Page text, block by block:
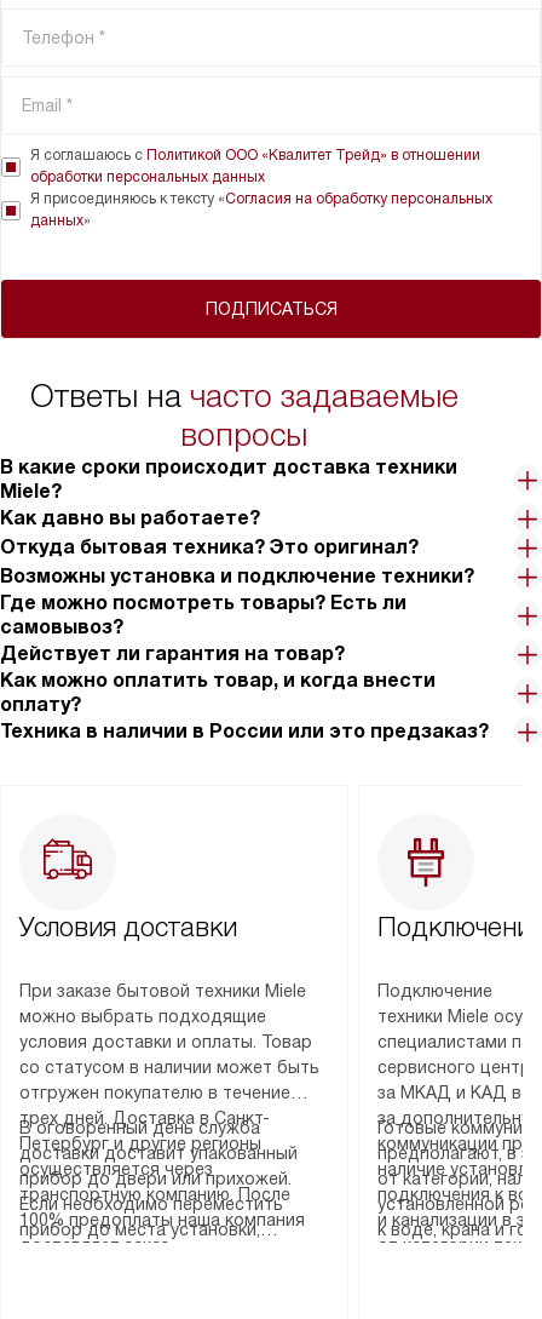
ПОДПИСАТЬСЯ
Я соглашаюсь с Политикой ООО «Квалитет Трейд» в отношении
обработки персональных данных
Я присоединяюсь к тексту «Согласия на обработку персональных
данных»
Ответы на часто задаваемые
вопросы
В какие сроки происходит доставка техники
Miele?
Как давно вы работаете?
Откуда бытовая техника? Это оригинал?
Возможны установка и подключение техники?
Где можно посмотреть товары? Есть ли
самовывоз?
Действует ли гарантия на товар?
Как можно оплатить товар, и когда внести
оплату?
Техника в наличии в России или это предзаказ?
Условия доставки
При заказе бытовой техники Miele
можно выбрать подходящие
условия доставки и оплаты. Товар
со статусом в наличии может быть
отгружен покупателю в течение
трех дней. Доставка в Санкт-
Петербург и другие регионы
осуществляется через
транспортную компанию. После
100% предоплаты наша компания
доставляет заказ
В оговоренный день служба
доставки доставит упакованный
прибор до двери или прихожей.
Если необходимо переместить
прибор до места установки,
Подключение
техники Miele
специалистами
сервисного
за МКАД и КАД
за
коммуникации
наличие
подключения к
и канализации в
от категории
Готовые
предполагают, в
от категории,
установленной
к воде, крана и